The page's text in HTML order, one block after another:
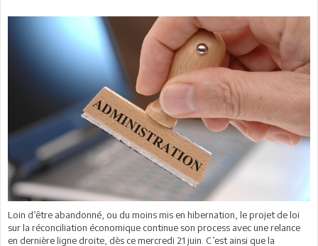
Loin d’être abandonné, ou du moins mis en hibernation, le projet de loi
sur la réconciliation économique continue son process avec une relance
en dernière ligne droite, dès ce mercredi 21 juin. C’est ainsi que la